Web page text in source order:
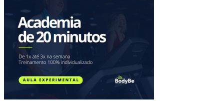
Juventude